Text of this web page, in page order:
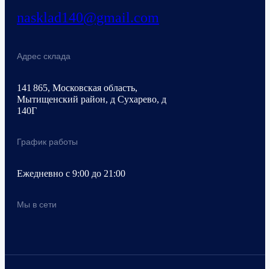
nasklad140@gmail.com
Адрес склада
141 865, Московская область,
Мытищенский район, д Сухарево, д
140Г
График работы
Ежедневно с 9:00 до 21:00
Мы в сети